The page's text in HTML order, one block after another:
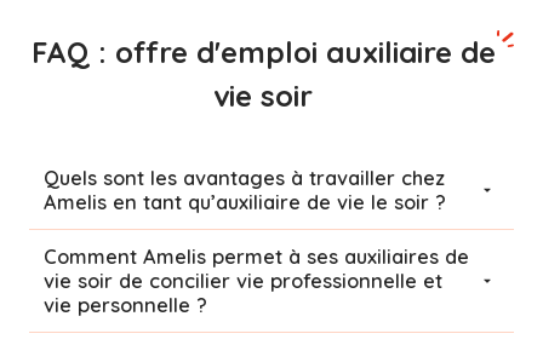
FAQ : offre d'emploi auxiliaire de
vie soir
Quels sont les avantages à travailler chez
Amelis en tant qu’auxiliaire de vie le soir ?
Comment Amelis permet à ses auxiliaires de
vie soir de concilier vie professionnelle et
vie personnelle ?